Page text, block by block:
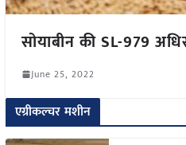
सोयाबीन की SL-979
June 25, 2022
एग्रीकल्चर मशीन